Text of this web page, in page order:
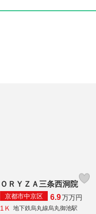
ＯＲＹＺＡ三条西洞院
京都市中京区 6.9万万円
1Ｋ
地下鉄烏丸線烏丸御池駅